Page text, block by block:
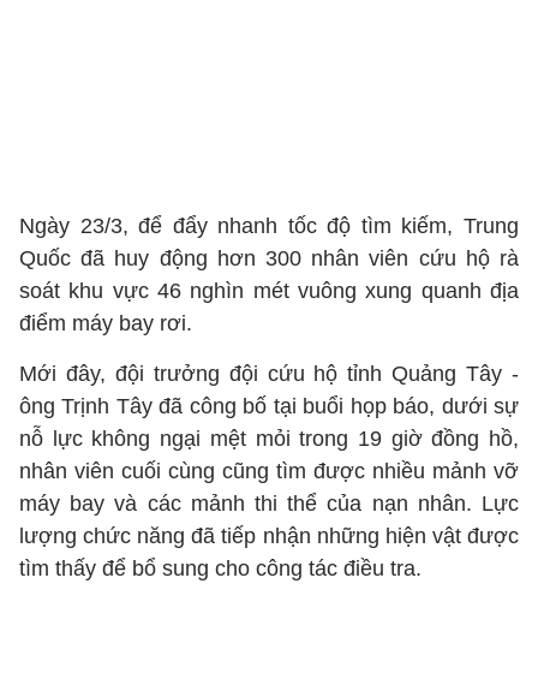
Ngày 23/3, để đẩy nhanh tốc độ tìm kiếm, Trung
Quốc đã huy động hơn 300 nhân viên cứu hộ rà
soát khu vực 46 nghìn mét vuông xung quanh địa
điểm máy bay rơi.
Mới đây, đội trưởng đội cứu hộ tỉnh Quảng Tây -
ông Trịnh Tây đã công bố tại buổi họp báo, dưới sự
nỗ lực không ngại mệt mỏi trong 19 giờ đồng hồ,
nhân viên cuối cùng cũng tìm được nhiều mảnh vỡ
máy bay và các mảnh thi thể của nạn nhân. Lực
lượng chức năng đã tiếp nhận những hiện vật được
tìm thấy để bổ sung cho công tác điều tra.